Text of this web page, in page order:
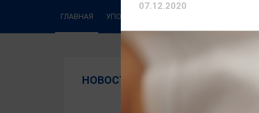
ГЛАВНАЯ УПОЛНОМОЧЕННЫЙ
НОВОСТИ
07.12.2020